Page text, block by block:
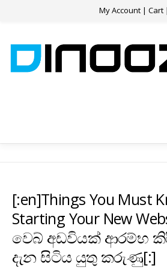
[:en]Things You Must
Starting Your New
වෙබ් අඩවියක් ආරම්භ
දැන සිටිය යුතු කරුණු[:]
My Account | Cart |